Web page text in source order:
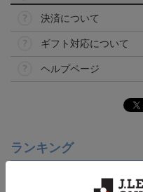
決済について
ギフト対応について
ヘルプページ
ランキング